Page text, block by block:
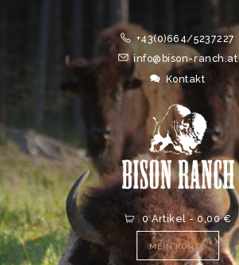
+43(0)664/5237227
info@bison-ranch.at
Kontakt
0 Artikel-0,00 €
MEIN KONTO
ONLINESHOP
ABOUT
NEWS
EVENTS